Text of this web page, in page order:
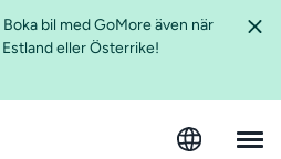
bil med GoMore även när
eller Österrike!